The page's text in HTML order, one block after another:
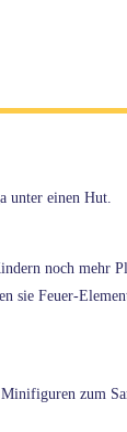
unter einen Hut.
noch mehr
sie Feuer-
zum